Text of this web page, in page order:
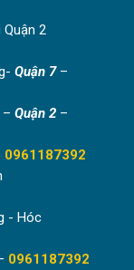
2
Quận 7–
Quận 2 –
0961187392
- Hóc
0961187392